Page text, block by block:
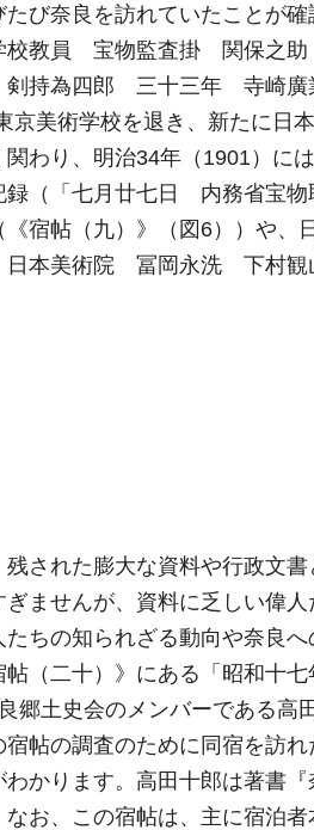
たび奈良を訪れていたことが
教員 宝物監査掛 関保之
持為四郎 三十三年 寺崎廣
京美術学校を退き、新たに日
わり、明治34年（1901）に
録（「七月廿七日 内務省
帖（九）》（図6））や、日
本美術院 冨岡永洗 下村観
された膨大な資料や行政文
ませんが、資料に乏しい偉
ちの知られざる動向や奈良
（二十）》にある「昭和十
土史会のメンバーである高
帖の調査のために同宿を訪
かります。高田十郎は著書
お、この宿帖は、主に宿泊